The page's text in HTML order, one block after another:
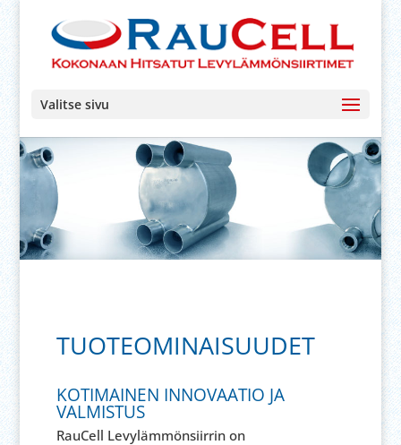
Valitse sivu
TUOTEOMINAISUUDET
KOTIMAINEN INNOVAATIO JA
VALMISTUS
RauCell Levylämmönsiirrin on